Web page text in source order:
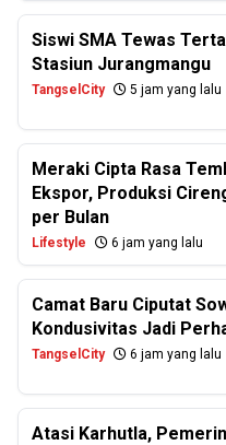
Siswi SMA Tewas
Stasiun Jurangmangu
TangselCity 5 jam yang lalu
Meraki Cipta Rasa
Ekspor, Produksi
per Bulan
Lifestyle 6 jam yang lalu
Camat Baru Ciputat
Kondusivitas Jadi
TangselCity 6 jam yang lalu
Atasi Karhutla,